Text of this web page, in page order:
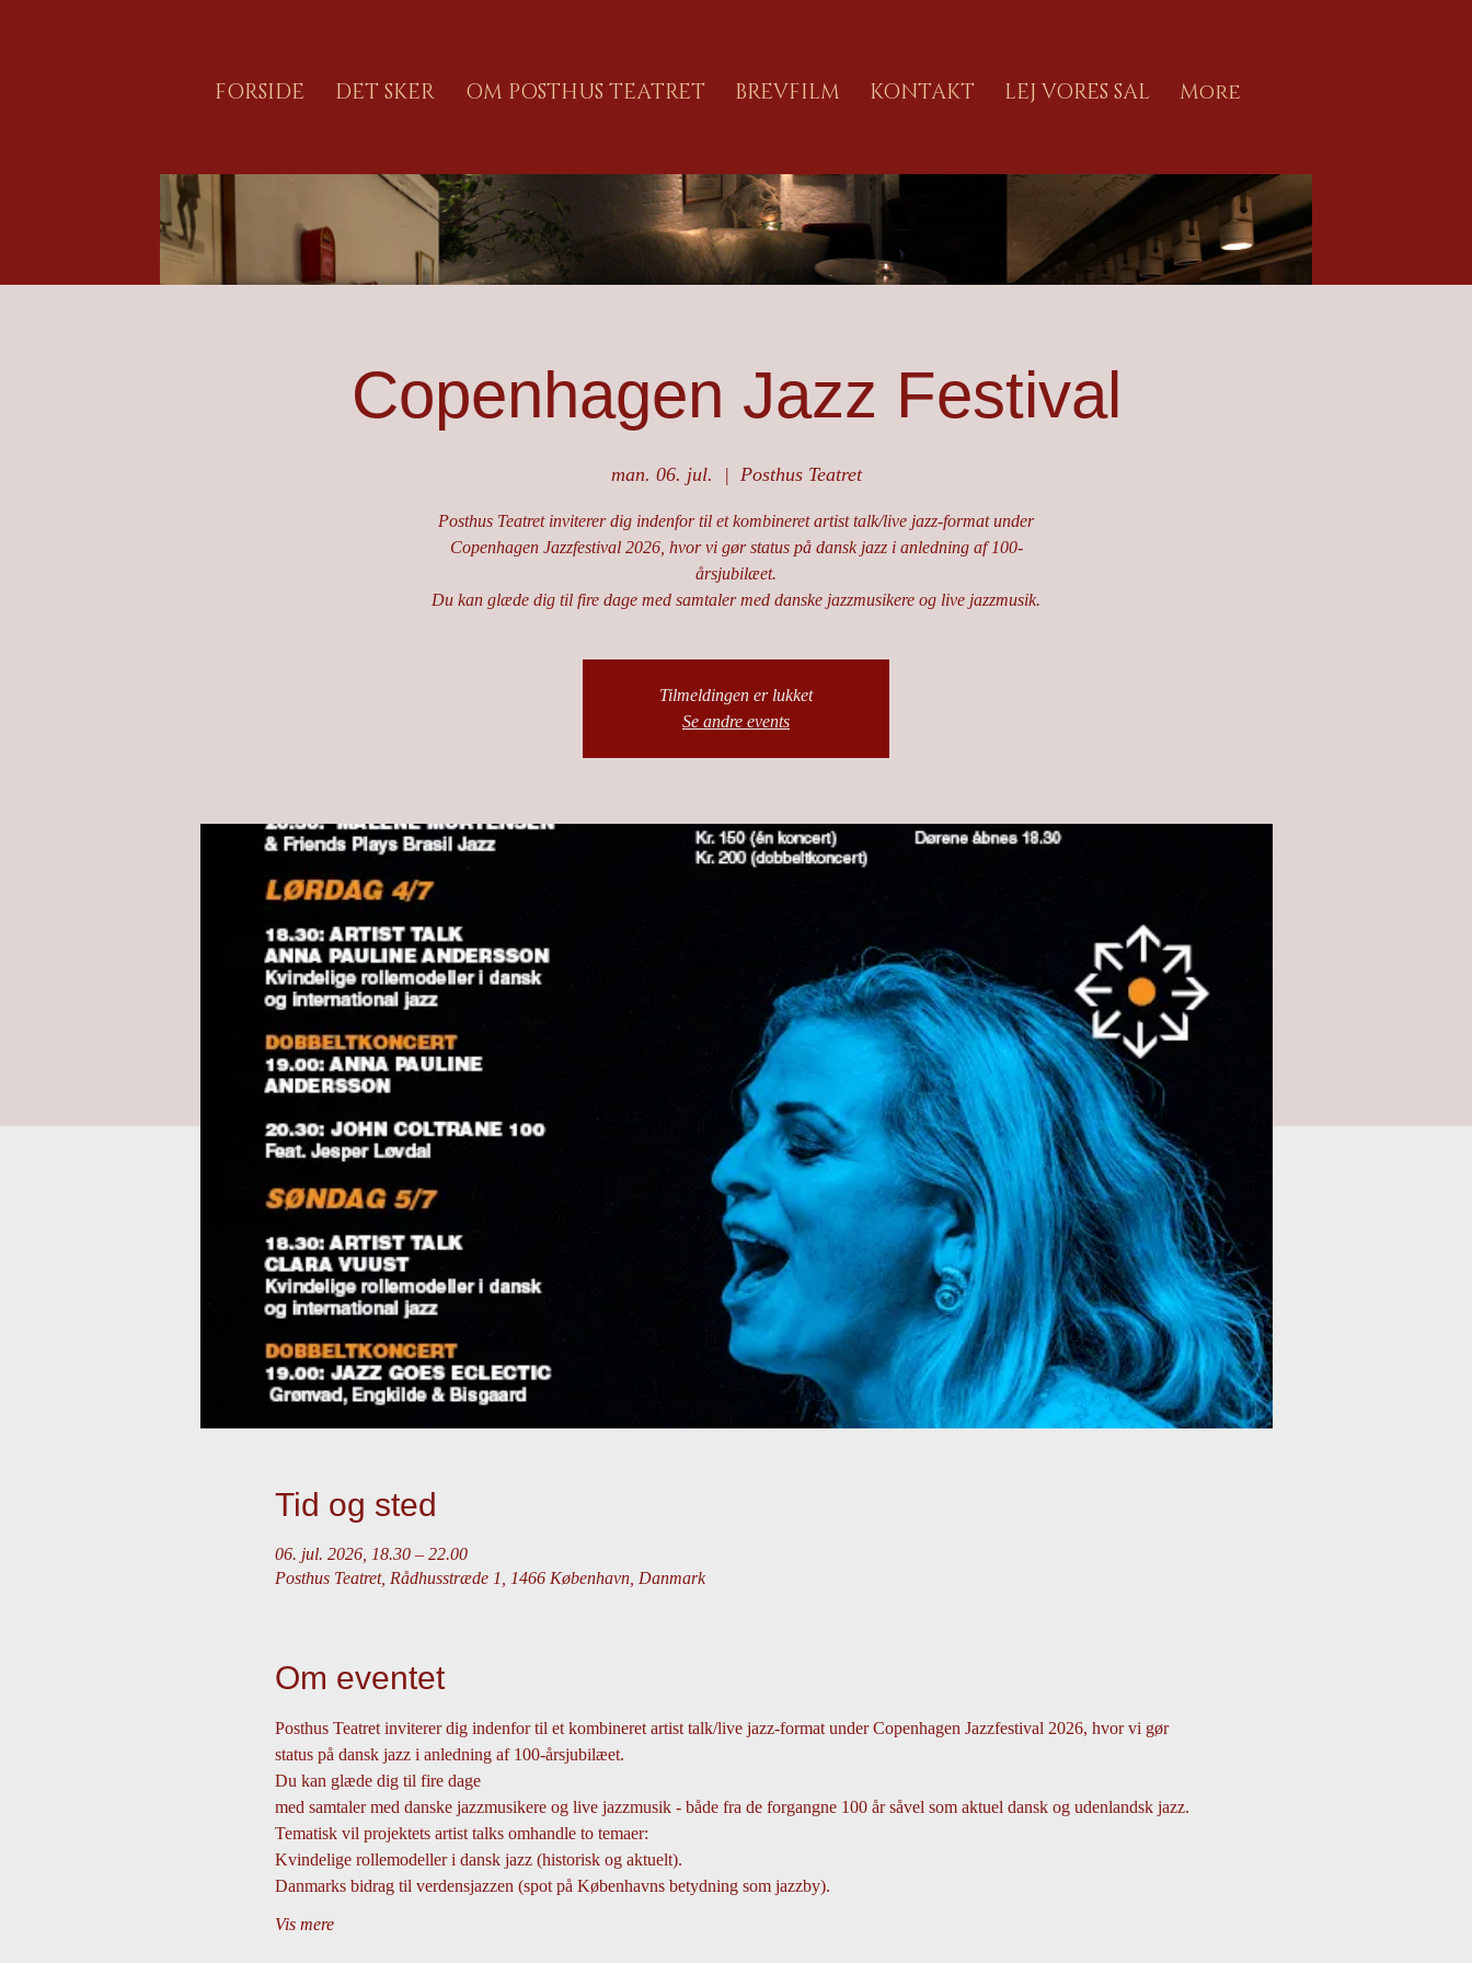
FORSIDE DET SKER OM POSTHUS TEATRET BREVFILM KONTAKT LEJ VORES SAL More
Copenhagen Jazz Festival
man. 06. jul.
  |
Posthus Teatret
Posthus Teatret inviterer dig indenfor til et kombineret artist talk/live jazz-format under
Copenhagen Jazzfestival 2026, hvor vi gør status på dansk jazz i anledning af 100-
årsjubilæet.
Du kan glæde dig til fire dage med samtaler med danske jazzmusikere og live jazzmusik.
Tilmeldingen er lukket
Se andre events
Tid og sted
06. jul. 2026, 18.30 – 22.00
Posthus Teatret, Rådhusstræde 1, 1466 København, Danmark
Om eventet
Posthus Teatret inviterer dig indenfor til et kombineret artist talk/live jazz-format under Copenhagen Jazzfestival 2026, hvor vi gør
status på dansk jazz i anledning af 100-årsjubilæet.
Du kan glæde dig til fire dage
med samtaler med danske jazzmusikere og live jazzmusik - både fra de forgangne 100 år såvel som aktuel dansk og udenlandsk jazz.
Tematisk vil projektets artist talks omhandle to temaer:
Kvindelige rollemodeller i dansk jazz (historisk og aktuelt).
Danmarks bidrag til verdensjazzen (spot på Københavns betydning som jazzby).
Vis mere